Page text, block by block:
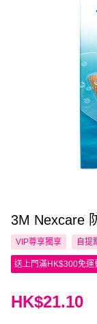
3M Nexcare
VIP尊享獨享 自提
送上門滿HK$300免運
HK$21.10